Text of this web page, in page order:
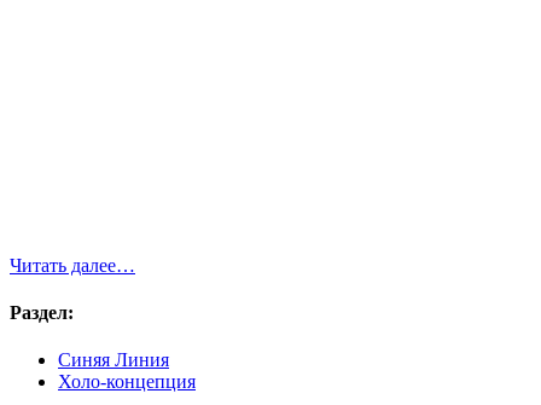
Читать далее…
Раздел:
Синяя Линия
Холо-концепция